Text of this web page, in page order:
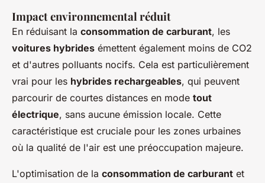
Impact environnemental réduit
En réduisant la consommation de carburant, les
voitures hybrides émettent également moins de CO2
et d'autres polluants nocifs. Cela est particulièrement
vrai pour les hybrides rechargeables, qui peuvent
parcourir de courtes distances en mode tout
électrique, sans aucune émission locale. Cette
caractéristique est cruciale pour les zones urbaines
où la qualité de l'air est une préoccupation majeure.
L'optimisation de la consommation de carburant et